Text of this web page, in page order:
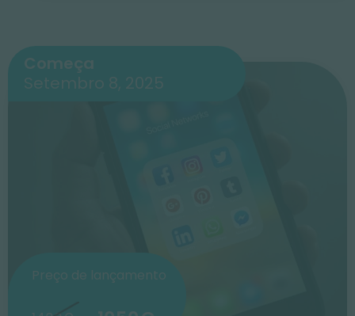
Começa
Setembro 8, 2025
Preço de lançamento